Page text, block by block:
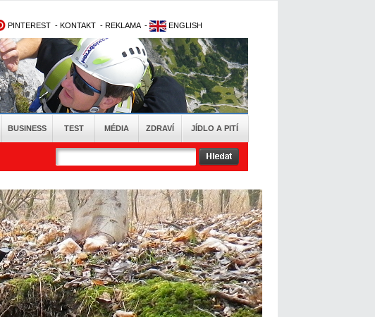
PINTEREST - KONTAKT - REKLAMA - ENGLISH
BUSINESS TEST MÉDIA ZDRAVÍ JÍDLO A PITÍ